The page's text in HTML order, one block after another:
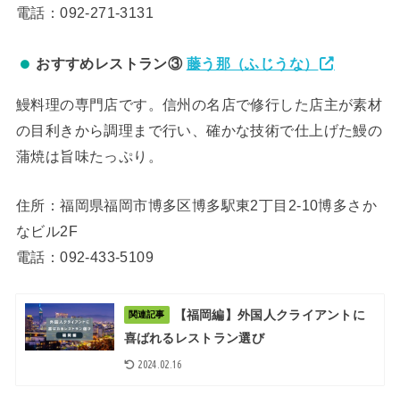
電話：092-271-3131
おすすめレストラン③ 藤う那（ふじうな）
鰻料理の専門店です。信州の名店で修行した店主が素材
の目利きから調理まで行い、確かな技術で仕上げた鰻の
蒲焼は旨味たっぷり。
住所：福岡県福岡市博多区博多駅東2丁目2-10博多さか
なビル2F
電話：092-433-5109
関連記事
【福岡編】外国人クライアントに
喜ばれるレストラン選び
2024.02.16